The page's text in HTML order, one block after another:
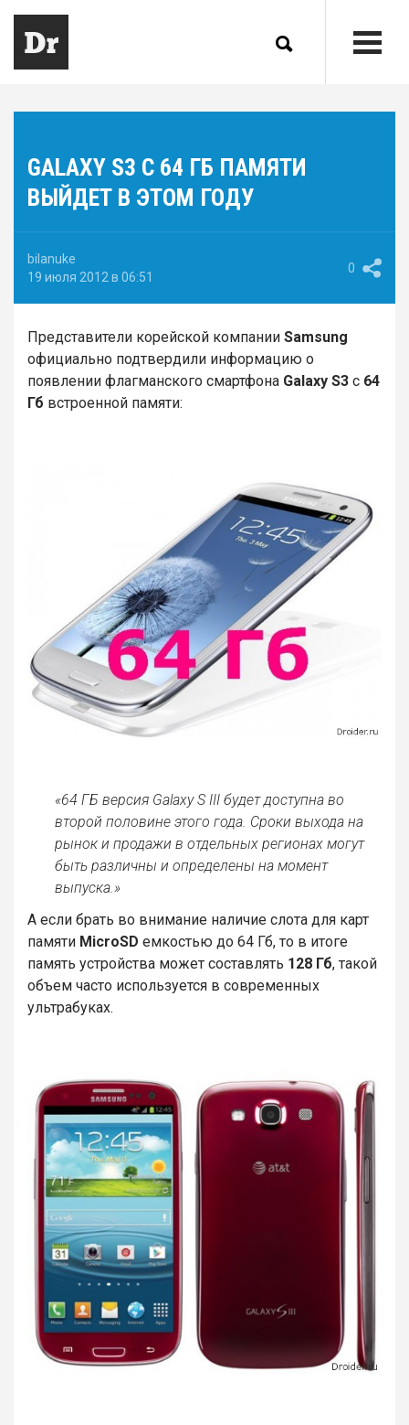
GALAXY S3 С 64 ГБ ПАМЯТИ
ВЫЙДЕТ В ЭТОМ ГОДУ
bilanuke
19 июля 2012 в 06:51
0
Представители корейской компании Samsung
официально подтвердили информацию о
появлении флагманского смартфона Galaxy S3 с 64
Гб встроенной памяти:
«64 ГБ версия Galaxy S III будет доступна во
второй половине этого года. Сроки выхода на
рынок и продажи в отдельных регионах могут
быть различны и определены на момент
выпуска.»
А если брать во внимание наличие слота для карт
памяти MicroSD емкостью до 64 Гб, то в итоге
память устройства может составлять 128 Гб, такой
объем часто используется в современных
ультрабуках.